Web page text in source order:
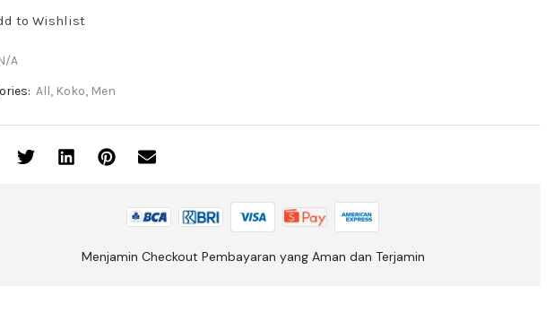
to Wishlist
A
All, Koko, Men
Menjamin Checkout Pembayaran yang Aman dan Terjamin